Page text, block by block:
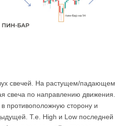
свечей. На растущем/падающем
свеча по направлению движения.
противоположную сторону и
Т.е. High и Low последней